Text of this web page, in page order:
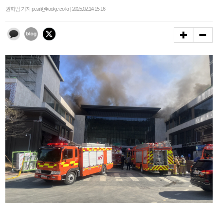
권혁범 기자 pearl@kookje.co.kr | 2025.02.14 15:16